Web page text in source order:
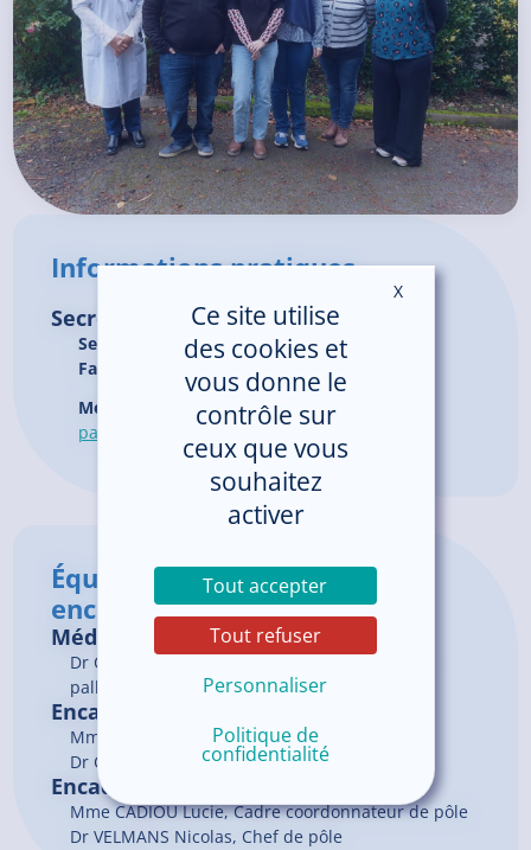
Informations pratiques
Secrétariat de l'EMSSP
Secrétariat :
02.96.05.71.82
Fax :
Mél :
secretariat.em-soins-
palliatifs.lannion@armorsante.bzh
Équipe médicale et
encadrement
Médecins
Dr COSTE Johan, Médecin Généraliste | Soins
palliatifs et Accompagnement
Encadrement du service
Mme ANDRE Nathalie, Cadre de santé
Dr COSTE Johann, Chef de service
Encadrement du pôle
Mme CADIOU Lucie, Cadre coordonnateur de pôle
Dr VELMANS Nicolas, Chef de pôle
Ce site utilise
des cookies et
vous donne le
contrôle sur
ceux que vous
souhaitez
activer
Tout accepter
Tout refuser
Personnaliser
Politique de
confidentialité
XMasquer le